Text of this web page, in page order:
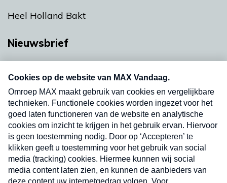
Heel Holland Bakt
Nieuwsbrief
nieuwsbrief. Elke vrijdag- en dinsdagochtend in
uw mailbox.
Verzend